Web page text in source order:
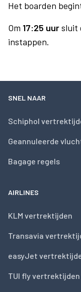
Het boarden
Om 17:25 uursluit
instappen.
SNEL NAAR
Schiphol
Geannuleerde
Bagage regels
AIRLINES
KLM vertrektijden
Transavia
easyJet
TUI fly vertrektijden